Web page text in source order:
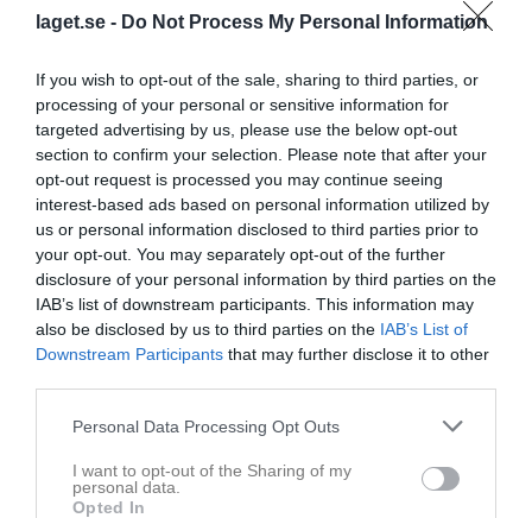
laget.se - Do Not Process My Personal Information
If you wish to opt-out of the sale, sharing to third parties, or
processing of your personal or sensitive information for
targeted advertising by us, please use the below opt-out
section to confirm your selection. Please note that after your
opt-out request is processed you may continue seeing
interest-based ads based on personal information utilized by
us or personal information disclosed to third parties prior to
your opt-out. You may separately opt-out of the further
disclosure of your personal information by third parties on the
IAB’s list of downstream participants. This information may
also be disclosed by us to third parties on the IAB’s List of
Downstream Participants that may further disclose it to other
Personal Data Processing Opt Outs
I want to opt-out of the Sharing of my
personal data.
Opted In
Den poängen blev en boost för hela laget. Med Alex, 290, i
spetsen levererade vi 1915 men ändå avgjordes totalen i sista
Sista serien inleds jämnt men sedan ökar underläget. Inte mycket
men tillräckligt för en klar förlust, 8-12. Hedersam men det ger
inga tabellplaceringar.
Vi hade en bra spets i Alex och Jerry men det räcker föga när
Clan har tre spelare över 1000.
Nu väntar två omgångars spelledighet innan grundseriens
avslutande sammandrag efter påsk.
Matchfakta
Nu krävs karaktär för att kunna leverera vid sammandraget om en
månad.
Juha Joki
Dela
Kommentera